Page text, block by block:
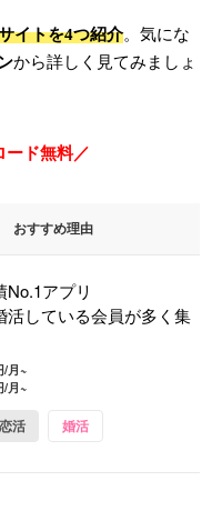
イトを4つ紹介。気にな
から詳しく見てみましょ
ード無料／
おすすめ理由
No.1アプリ
活している会員が多く集
/月~
/月~
恋活 婚活